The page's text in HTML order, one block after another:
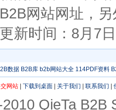
网站网址，
新时间：8月7
数据 B2B库 b2b网站大全 114PDF资料
网站 下载到桌面 关于我们 联系我们
QieTa B2B